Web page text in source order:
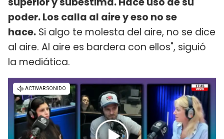
poder. Los calla al aire y eso no se
hace. Si algo te molesta del aire, no se dice
al aire. Al aire es bardera con ellos", siguió
la mediática.